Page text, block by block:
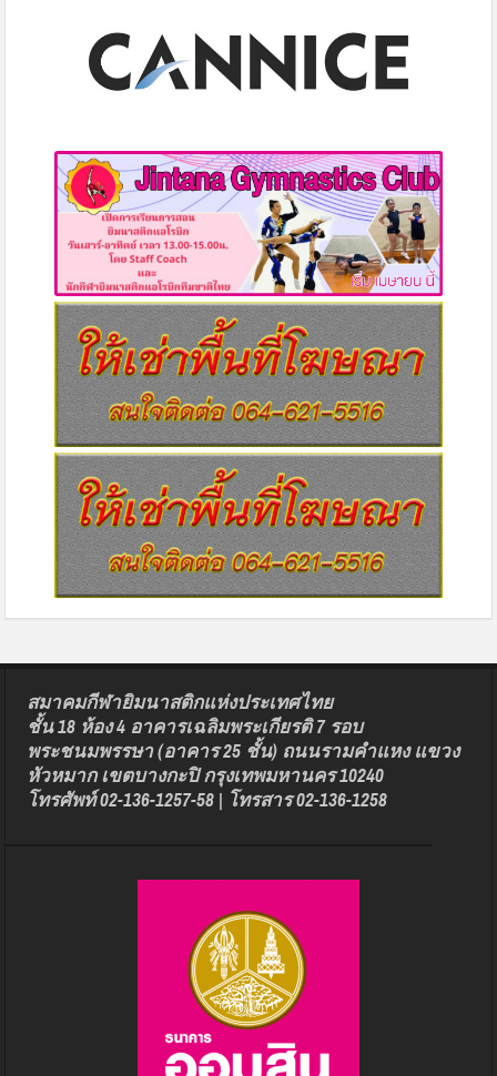
สมาคมกีฬายิมนาสติกแห่งประเทศไทย
ชั้น 18 ห้อง 4 อาคารเฉลิมพระเกียรติ 7 รอบ
พระชนมพรรษา (อาคาร 25 ชั้น) ถนนรามคำแหง แขวง
หัวหมาก เขตบางกะปิ กรุงเทพมหานคร 10240
โทรศัพท์ 02-136-1257-58 | โทรสาร 02-136-1258